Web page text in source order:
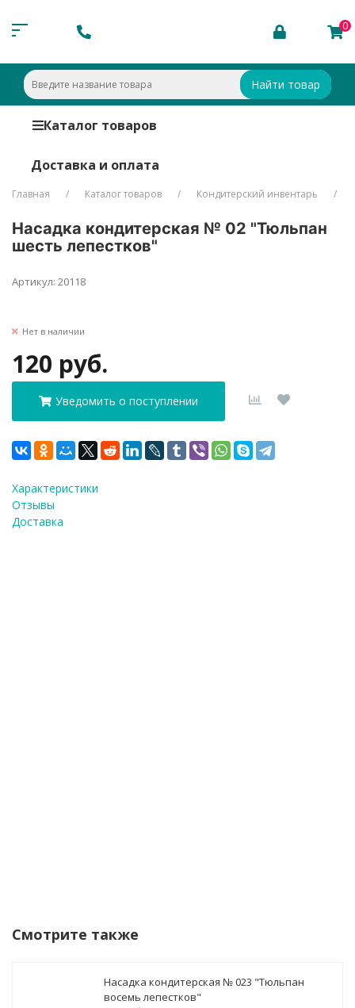
0
Найти товар
Каталог товаров
Доставка и оплата
Главная Каталог товаров Кондитерский инвентарь
Насадка кондитерская № 02 "Тюльпан
шесть лепестков"
Артикул: 20118
Нет в наличии
120 руб.
Уведомить о поступлении
Характеристики
Отзывы
Доставка
Смотрите также
Насадка кондитерская № 023 "Тюльпан
восемь лепестков"